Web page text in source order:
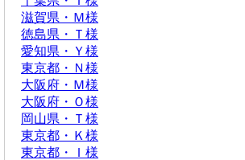
滋賀県・Ｍ様
徳島県・Ｔ様
愛知県・Ｙ様
東京都・Ｎ様
大阪府・Ｍ様
大阪府・Ｏ様
岡山県・Ｔ様
東京都・Ｋ様
東京都・Ｉ様